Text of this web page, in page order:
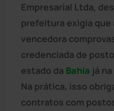
Empresarial Ltda,
prefeitura exigia que
vencedora
credenciada de
estado da Bahia já
Na prática, isso
contratos com